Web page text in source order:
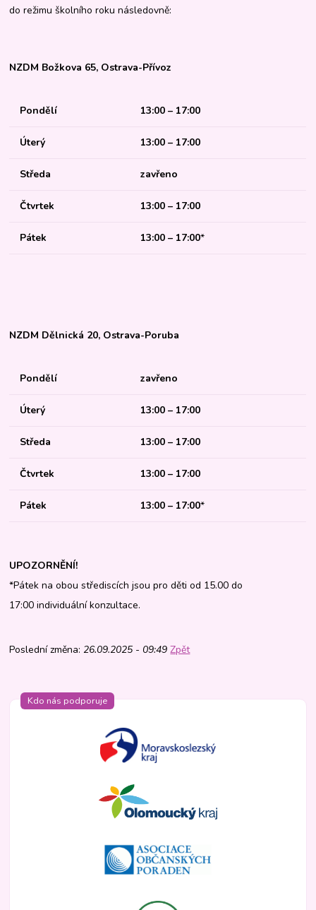
do režimu školního roku následovně:
NZDM Božkova 65, Ostrava-Přívoz
Pondělí 13:00 – 17:00
Úterý 13:00 – 17:00
Středa zavřeno
Čtvrtek 13:00 – 17:00
Pátek 13:00 – 17:00*
NZDM Dělnická 20, Ostrava-Poruba
Pondělí zavřeno
Úterý 13:00 – 17:00
Středa 13:00 – 17:00
Čtvrtek 13:00 – 17:00
Pátek 13:00 – 17:00*
UPOZORNĚNÍ!
*Pátek na obou střediscích jsou pro děti od 15.00 do
17:00 individuální konzultace.
Poslední změna: 26.09.2025 - 09:49 Zpět
Kdo nás podporuje